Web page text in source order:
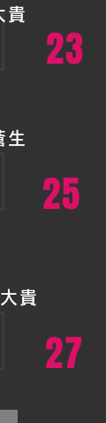
23
貴
25
生
27
貴